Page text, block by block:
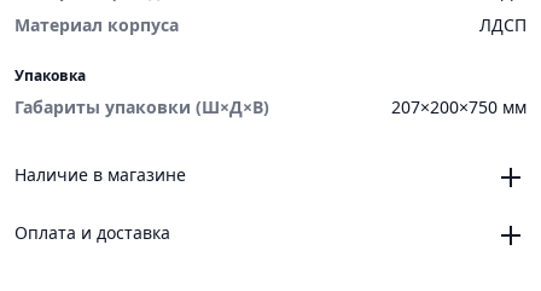
Материал корпуса
ЛДСП
Упаковка
Габариты упаковки (Ш×Д×В) 207×200×750 мм
Наличие в магазине
Троицкий тракт, 21, корпус 3, секция 6
0
Оплата и доставка